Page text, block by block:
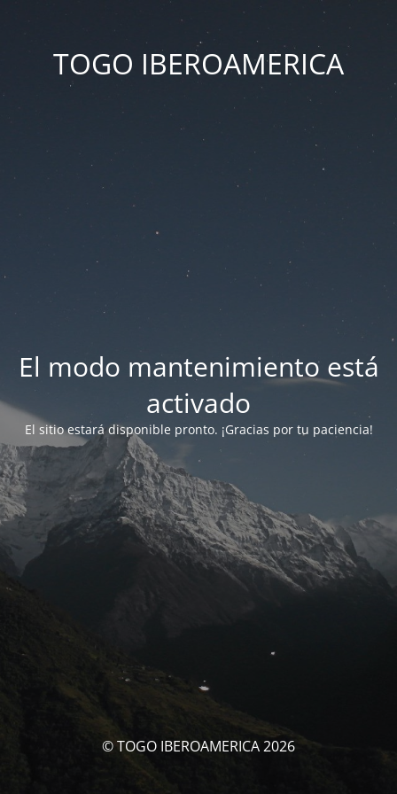
TOGO IBEROAMERICA
El modo mantenimiento está
activado
El sitio estará disponible pronto. ¡Gracias por tu paciencia!
© TOGO IBEROAMERICA 2026